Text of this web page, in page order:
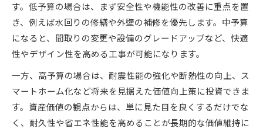
す。低予算の場合は、まず安全性や機能性の改善に重点を置
き、例えば水回りの修繕や外壁の補修を優先します。中予算
になると、間取りの変更や設備のグレードアップなど、快適
性やデザイン性を高める工事が可能になります。
一方、高予算の場合は、耐震性能の強化や断熱性の向上、ス
マートホーム化など将来を見据えた価値向上策に投資できま
す。資産価値の観点からは、単に見た目を良くするだけでな
く、耐久性や省エネ性能を高めることが長期的な価値維持に